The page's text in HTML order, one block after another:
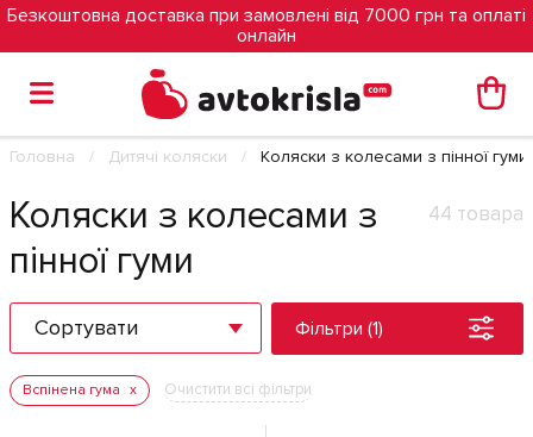
Безкоштовна доставка при замовлені від 7000 грн та оплаті
онлайн
Головна Дитячі коляски Коляски з колесами з пінної гуми
Коляски з колесами з
пінної гуми
44 товара
Сортувати Фільтри (1)
Вспінена гума Очистити всі фільтри